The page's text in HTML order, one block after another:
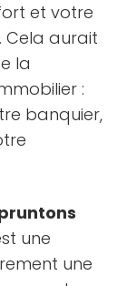
et votre
Cela aurait
la
:
banquier,
une
une